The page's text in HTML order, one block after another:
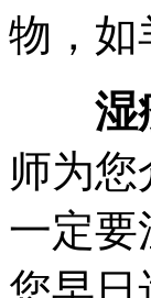
物，如
湿
师为您
一定要